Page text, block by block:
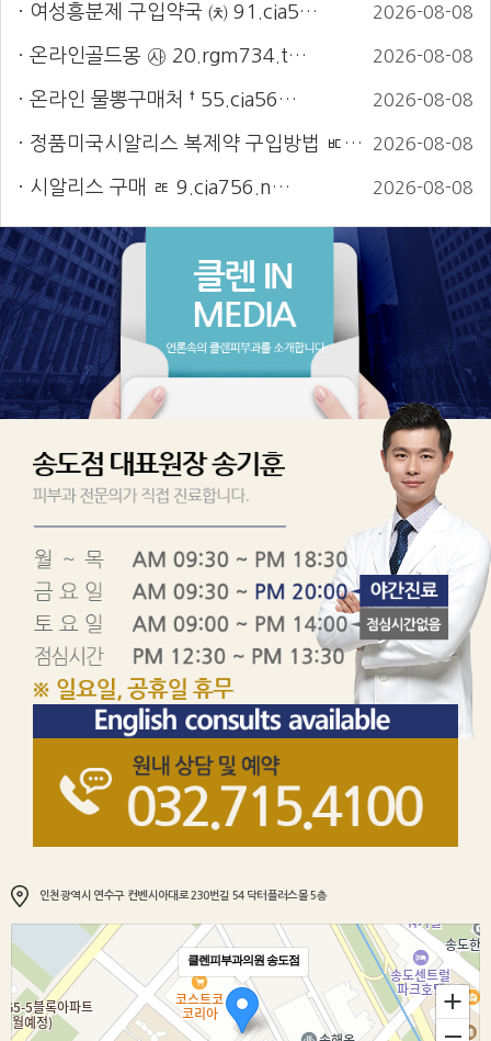
여성흥분제 구입약국 ㈉ 91.cia5… 2026-08-08
온라인골드몽 ㉴ 20.rgm734.t… 2026-08-08
온라인 물뽕구매처 † 55.cia56… 2026-08-08
정품미국시알리스 복제약 구입방법 ㅳ … 2026-08-08
시알리스 구매 ㄾ 9.cia756.n… 2026-08-08
인천광역시 연수구 컨벤시아대로 230번길 54 닥터플러스몰 5층
클렌피부과의원 송도점